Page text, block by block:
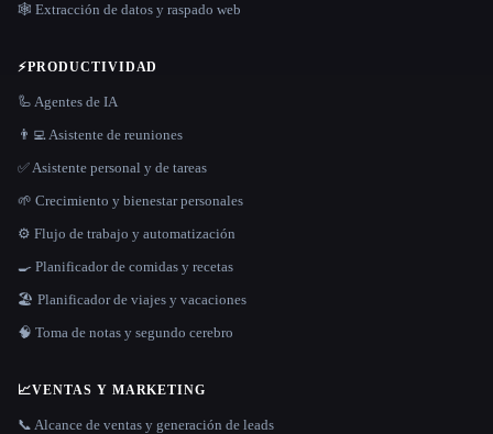
🕸️ Extracción de datos y raspado web
⚡PRODUCTIVIDAD
🦾 Agentes de IA
👨‍💻 Asistente de reuniones
✅ Asistente personal y de tareas
🌱 Crecimiento y bienestar personales
⚙️ Flujo de trabajo y automatización
🍳 Planificador de comidas y recetas
🏖 Planificador de viajes y vacaciones
🧠 Toma de notas y segundo cerebro
📈VENTAS Y MARKETING
📞 Alcance de ventas y generación de leads